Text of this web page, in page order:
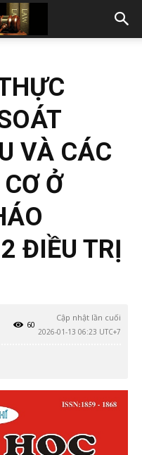
VÀ CÁC
Ở
ĐIỀU TRỊ
Cập nhật lần cuối
2026-01-13 06:23 UTC+7
60